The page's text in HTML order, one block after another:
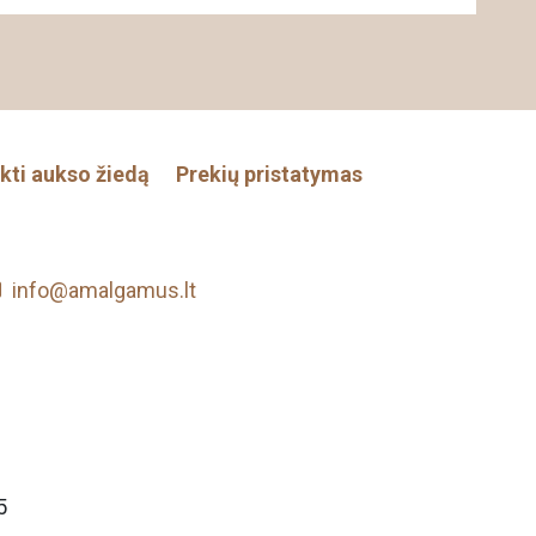
aukso žiedą Prekių pristatymas
info@amalgamus.lt